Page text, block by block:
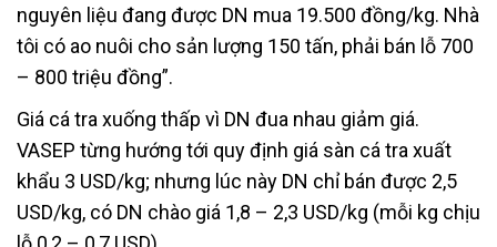
nguyên liệu đang được DN mua 19.500 đồng/kg. Nhà
tôi có ao nuôi cho sản lượng 150 tấn, phải bán lỗ 700
– 800 triệu đồng”.
Giá cá tra xuống thấp vì DN đua nhau giảm giá.
VASEP từng hướng tới quy định giá sàn cá tra xuất
khẩu 3 USD/kg; nhưng lúc này DN chỉ bán được 2,5
USD/kg, có DN chào giá 1,8 – 2,3 USD/kg (mỗi kg chịu